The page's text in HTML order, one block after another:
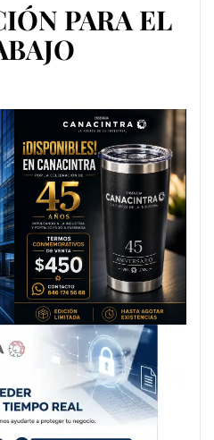
PARA EL